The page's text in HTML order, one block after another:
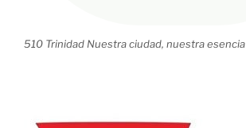
510 Trinidad Nuestra ciudad, nuestra esencia